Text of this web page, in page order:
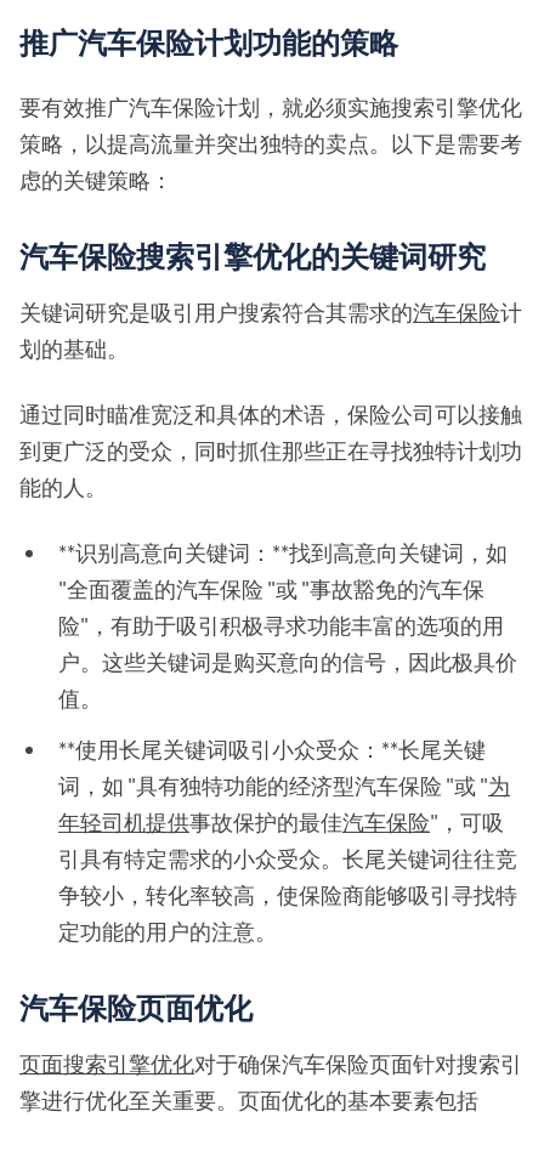
推广汽车保险计划功能的策略
要有效推广汽车保险计划，就必须实施搜索引擎优化
策略，以提高流量并突出独特的卖点。以下是需要考
虑的关键策略：
汽车保险搜索引擎优化的关键词研究
关键词研究是吸引用户搜索符合其需求的汽车保险计
划的基础。
通过同时瞄准宽泛和具体的术语，保险公司可以接触
到更广泛的受众，同时抓住那些正在寻找独特计划功
能的人。
**识别高意向关键词：**找到高意向关键词，如
"全面覆盖的汽车保险 "或 "事故豁免的汽车保
险"，有助于吸引积极寻求功能丰富的选项的用
户。这些关键词是购买意向的信号，因此极具价
值。
**使用长尾关键词吸引小众受众：**长尾关键
词，如 "具有独特功能的经济型汽车保险 "或 "为
年轻司机提供事故保护的最佳汽车保险"，可吸
引具有特定需求的小众受众。长尾关键词往往竞
争较小，转化率较高，使保险商能够吸引寻找特
定功能的用户的注意。
汽车保险页面优化
页面搜索引擎优化对于确保汽车保险页面针对搜索引
擎进行优化至关重要。页面优化的基本要素包括